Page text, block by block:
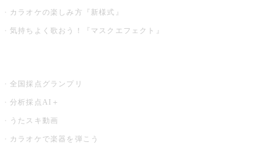
カラオケの楽しみ方『新様式』
気持ちよく歌おう！『マスクエフェクト』
全国採点グランプリ
分析採点AI＋
うたスキ動画
カラオケで楽器を弾こう